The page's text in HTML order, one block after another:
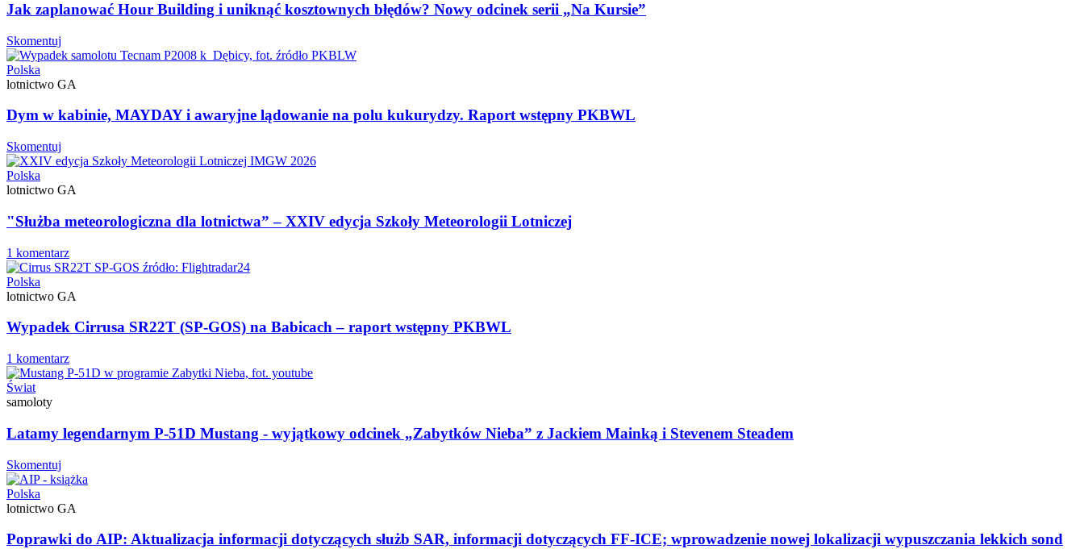
Jak zaplanować Hour Building i uniknąć kosztownych błędów? Nowy odcinek serii „Na Kursie”
Skomentuj
Polska
lotnictwo GA
Dym w kabinie, MAYDAY i awaryjne lądowanie na polu kukurydzy. Raport wstępny PKBWL
Skomentuj
Polska
lotnictwo GA
"Służba meteorologiczna dla lotnictwa” – XXIV edycja Szkoły Meteorologii Lotniczej
1 komentarz
Polska
lotnictwo GA
Wypadek Cirrusa SR22T (SP-GOS) na Babicach – raport wstępny PKBWL
1 komentarz
Świat
samoloty
Latamy legendarnym P-51D Mustang - wyjątkowy odcinek „Zabytków Nieba” z Jackiem Mainką i Stevenem Steadem
Skomentuj
Polska
lotnictwo GA
Poprawki do AIP: Aktualizacja informacji dotyczących służb SAR, informacji dotyczących FF-ICE; wprowadzenie nowej lokalizacji wypuszczania lekkich sond